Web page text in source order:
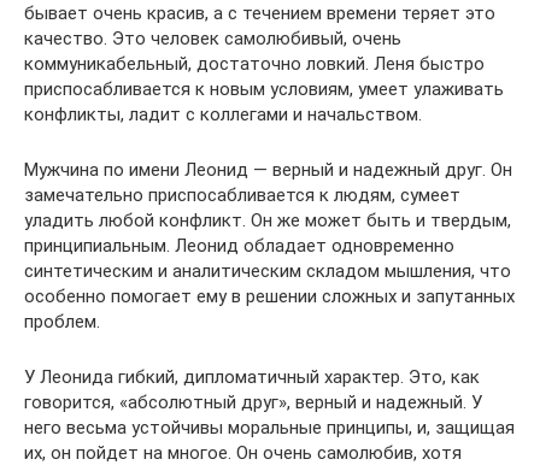
бывает очень красив, а с течением времени теряет это
качество. Это человек самолюбивый, очень
коммуникабельный, достаточно ловкий. Леня быстро
приспосабливается к новым условиям, умеет улаживать
конфликты, ладит с коллегами и начальством.
Мужчина по имени Леонид — верный и надежный друг. Он
замечательно приспосабливается к людям, сумеет
уладить любой конфликт. Он же может быть и твердым,
принципиальным. Леонид обладает одновременно
синтетическим и аналитическим складом мышления, что
особенно помогает ему в решении сложных и запутанных
проблем.
У Леонида гибкий, дипломатичный характер. Это, как
говорится, «абсолютный друг», верный и надежный. У
него весьма устойчивы моральные принципы, и, защищая
их, он пойдет на многое. Он очень самолюбив, хотя